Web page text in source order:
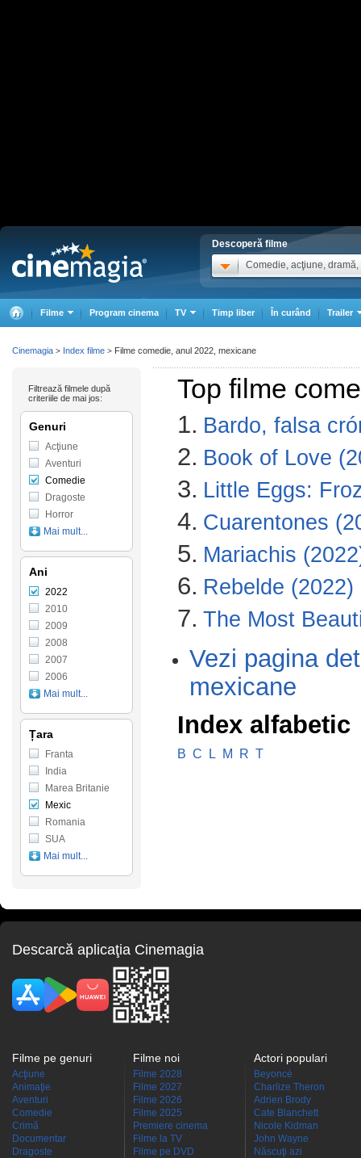
Descoperă filme
Comedie, acţiune, dramă,
Filme Program cinema TV Timp liber În curând Trailer
Top filme
1. Bardo, falsa
2. Book of Love
3. Little Eggs:
4. Cuarentones
5. Mariachis
6. Rebelde (2022)
7. The Most
Vezi pagina
mexicane
Index alfabetic
B C L M R T
Filtrează filmele după
criteriile de mai jos:
Genuri
Acţiune
Aventuri
Comedie
Dragoste
Horror
Mai mult...
Ani
2022
2010
2009
2008
2007
2006
Mai mult...
Țara
Franta
India
Marea Britanie
Mexic
Romania
SUA
Mai mult...
Cinemagia > Index filme > Filme comedie, anul 2022, mexicane
Descarcă aplicaţia Cinemagia
Filme pe genuri
Acţiune
Animaţie
Aventuri
Comedie
Crimă
Documentar
Dragoste
Filme noi
Filme 2028
Filme 2027
Filme 2026
Filme 2025
Premiere cinema
Filme la TV
Filme pe DVD
Actori populari
Beyoncé
Charlize Theron
Adrien Brody
Cate Blanchett
Nicole Kidman
John Wayne
Născuţi azi